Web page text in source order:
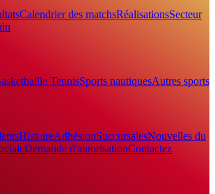
Calendrier des matchsRéalisationsSecteur
le TennisSports nautiquesAutres sports
HistoireAdhésionSuccursalesNouvelles du
Demande d'autorisationContactez